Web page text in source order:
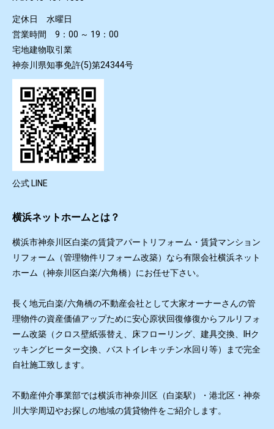
定休日 水曜日
営業時間 9：00 ～ 19：00
宅地建物取引業
神奈川県知事免許(5)第24344号
公式 LINE
横浜ネットホームとは？
横浜市神奈川区白楽の賃貸アパートリフォーム・賃貸マンション
リフォーム（管理物件リフォーム改築）なら有限会社横浜ネット
ホーム（神奈川区白楽/六角橋）にお任せ下さい。
長く地元白楽/六角橋の不動産会社として大家オーナーさんの管
理物件の資産価値アップために安心原状回復修復からフルリフォ
ーム改築（クロス壁紙張替え、床フローリング、建具交換、IHク
ッキングヒーター交換、バストイレキッチン水回り等）まで完全
自社施工致します。
不動産仲介事業部では横浜市神奈川区（白楽駅）・港北区・神奈
川大学周辺やお探しの地域の賃貸物件をご紹介します。